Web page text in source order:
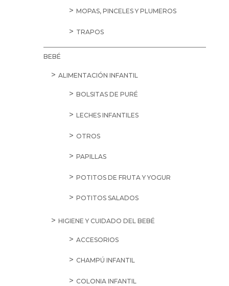
MOPAS, PINCELES Y PLUMEROS
TRAPOS
BEBÉ
ALIMENTACIÓN INFANTIL
BOLSITAS DE PURÉ
LECHES INFANTILES
OTROS
PAPILLAS
POTITOS DE FRUTA Y YOGUR
POTITOS SALADOS
HIGIENE Y CUIDADO DEL BEBÉ
ACCESORIOS
CHAMPÚ INFANTIL
COLONIA INFANTIL